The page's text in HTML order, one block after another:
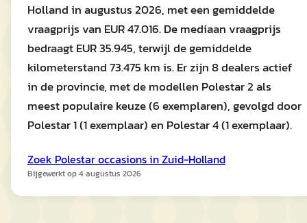
Holland in augustus 2026, met een gemiddelde
vraagprijs van EUR 47.016. De mediaan vraagprijs
bedraagt EUR 35.945, terwijl de gemiddelde
kilometerstand 73.475 km is. Er zijn 8 dealers actief
in de provincie, met de modellen Polestar 2 als
meest populaire keuze (6 exemplaren), gevolgd door
Polestar 1 (1 exemplaar) en Polestar 4 (1 exemplaar).
Zoek Polestaroccasions inZuid-Holland
Bijgewerkt op4 augustus 2026